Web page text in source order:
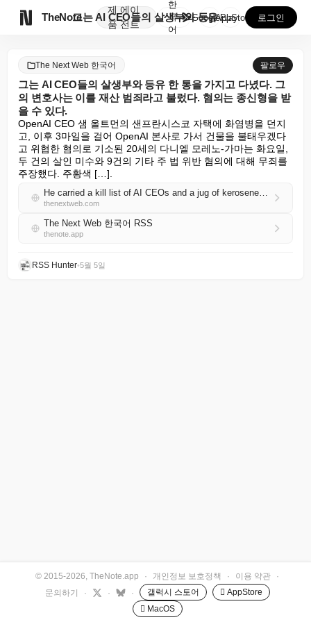
TheNote
제
품
에이
전트
그는 AI CEO들의 살생부와 등유 한 통을 가지고 다...
한
국
어
GooglePlay
AppStore 로그인
The Next Web 한국어 팔로우
그는 AI CEO들의 살생부와 등유 한 통을 가지고 다녔다. 그
의 변호사는 이를 재산 범죄라고 불렀다. 혐의는 종신형을 받
을 수 있다.
OpenAI CEO 샘 올트먼의 샌프란시스코 자택에 화염병을 던지
고, 이후 3마일을 걸어 OpenAI 본사로 가서 건물을 불태우겠다
고 위협한 혐의로 기소된 20세의 다니엘 모레노-가마는 화요일,
두 건의 살인 미수와 9건의 기타 주 법 위반 혐의에 대해 무죄를
주장했다. 주황색 […].
He carried a kill list of AI CEOs and a jug of kerosene. His lawyer called it a property crime. The charges carry life in prison.
thenextweb.com
The Next Web 한국어 RSS
thenote.app
RSS Hunter•5월 5일
© 2015-2026, TheNote.app · 개인정보 보호정책 · 이용 약관
·
문의하기
· · · 갤럭시 스토어
 AppStore
 MacOS